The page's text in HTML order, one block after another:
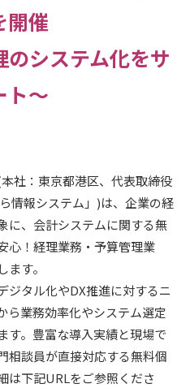
開催
システム化をサ
ト～
社：東京都港区、代表取締役
情報システム」)は、企業の経
に、会計システムに関する無
心！経理業務・予算管理業
す。
ジタル化やDX推進に対するニ
ら業務効率化やシステム選定
す。豊富な導入実績と現場で
相談員が直接対応する無料個
は下記URLをご参照くださ